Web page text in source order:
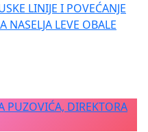
LINIJE I POVEĆANJE
NASELJA LEVE OBALE
PUZOVIĆA, DIREKTORA